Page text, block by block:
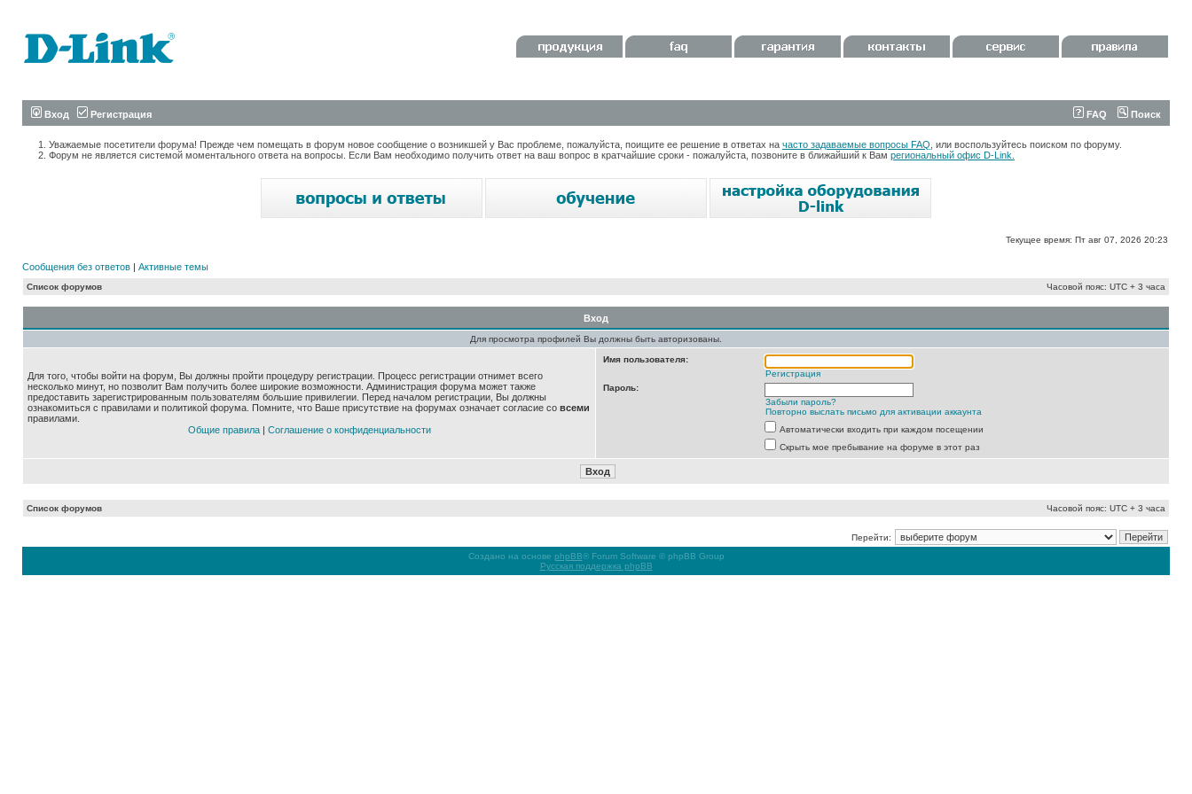
Вход Регистрация FAQ Поиск
Уважаемые посетители форума! Прежде чем помещать в форум новое сообщение о возникшей у Вас проблеме, пожалуйста, поищите ее решение в ответах на часто задаваемые вопросы FAQ , или воспользуйтесь поиском по форуму.
Форум не является системой моментального ответа на вопросы. Если Вам необходимо получить ответ на ваш вопрос в кратчайшие сроки - пожалуйста, позвоните в ближайший к Вам региональный офис D-Link.
Текущее время: Пт авг 07, 2026 20:23
Сообщения без ответов | Активные темы
Список форумов Часовой пояс: UTC + 3 часа
Вход
Для просмотра профилей Вы должны быть авторизованы.
Для того, чтобы войти на форум, Вы должны пройти процедуру регистрации. Процесс регистрации отнимет всего
несколько минут, но позволит Вам получить более широкие возможности. Администрация форума может также
предоставить зарегистрированным пользователям большие привилегии. Перед началом регистрации, Вы должны
ознакомиться с правилами и политикой форума. Помните, что Ваше присутствие на форумах означает согласие со всеми
правилами.
Общие правила| Соглашение о конфиденциальности
Имя пользователя:
Регистрация
Пароль:
Забыли пароль?
Повторно выслать письмо для активации аккаунта
Автоматически входить при каждом посещении
Скрыть мое пребывание на форуме в этот раз
Список форумов Часовой пояс: UTC + 3 часа
Перейти:
Создано на основе phpBB® Forum Software © phpBB Group
Русская поддержка phpBB